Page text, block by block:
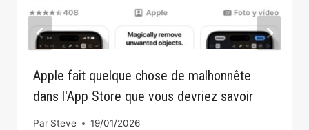
Apple fait quelque chose de malhonnête
dans l'App Store que vous devriez savoir
Par Steve 19/01/2026